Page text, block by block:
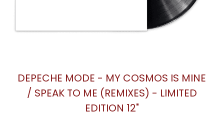
DEPECHE MODE - MY COSMOS IS MINE
/ SPEAK TO ME (REMIXES) - LIMITED
EDITION 12"